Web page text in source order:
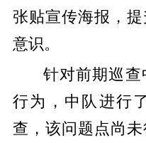
张贴宣传海报，
意识。
针对前期巡查
行为，中队进行
查，该问题点尚